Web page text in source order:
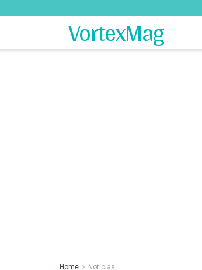
VortexMag
Home Notícias